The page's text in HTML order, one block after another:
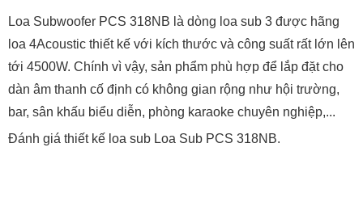
Loa Subwoofer PCS 318NB là dòng loa sub 3 được hãng
loa 4Acoustic thiết kế với kích thước và công suất rất lớn lên
tới 4500W. Chính vì vậy, sản phẩm phù hợp để lắp đặt cho
dàn âm thanh cố định có không gian rộng như hội trường,
bar, sân khấu biểu diễn, phòng karaoke chuyên nghiệp,...
Đánh giá thiết kế loa sub Loa Sub PCS 318NB.